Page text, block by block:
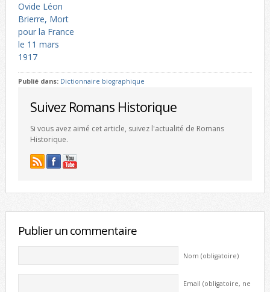
Ovide Léon
Brierre, Mort
pour la France
le 11 mars
1917
Publié dans: Dictionnaire biographique
Suivez Romans Historique
Si vous avez aimé cet article, suivez l'actualité de Romans
Historique.
Publier un commentaire
Nom (obligatoire)
Email (obligatoire, ne